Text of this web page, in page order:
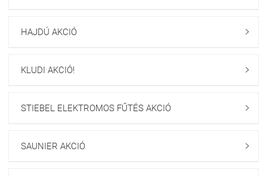
HAJDÚ AKCIÓ 
KLUDI AKCIÓ! 
STIEBEL ELEKTROMOS FŰTÉS AKCIÓ 
SAUNIER AKCIÓ 